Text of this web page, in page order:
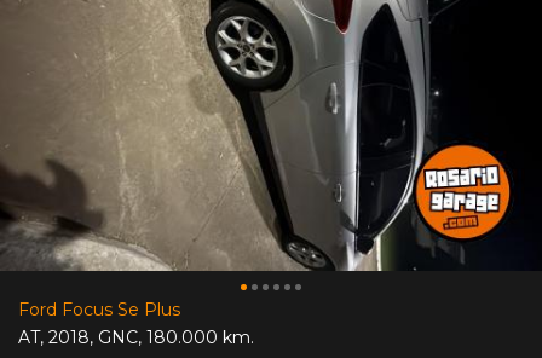
Ford Focus Se Plus
AT, 2018, GNC, 180.000 km.